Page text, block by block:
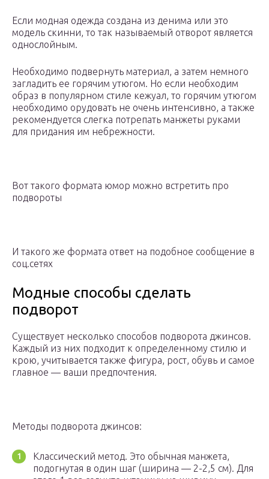
Если модная одежда создана из денима или это
модель скинни, то так называемый отворот является
однослойным.
Необходимо подвернуть материал, а затем немного
загладить ее горячим утюгом. Но если необходим
образ в популярном стиле кежуал, то горячим утюгом
необходимо орудовать не очень интенсивно, а также
рекомендуется слегка потрепать манжеты руками
для придания им небрежности.
Вот такого формата юмор можно встретить про
подвороты
И такого же формата ответ на подобное сообщение в
соц.сетях
Модные способы сделать
подворот
Существует несколько способов подворота джинсов.
Каждый из них подходит к определенному стилю и
крою, учитывается также фигура, рост, обувь и самое
главное — ваши предпочтения.
Методы подворота джинсов:
Классический метод. Это обычная манжета,
подогнутая в один шаг (ширина — 2-2,5 см). Для